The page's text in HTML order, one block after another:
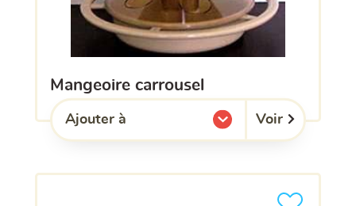
mangeoire carrousel
Ajouter à
l'une de mes listes. Voir